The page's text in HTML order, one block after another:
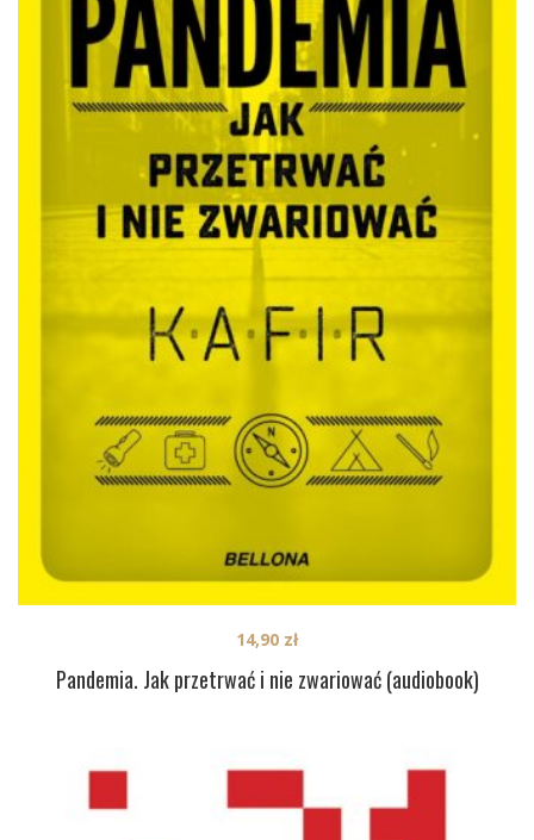
Pandemia. Jak przetrwać i nie zwariować (audiobook)
14,90 zł